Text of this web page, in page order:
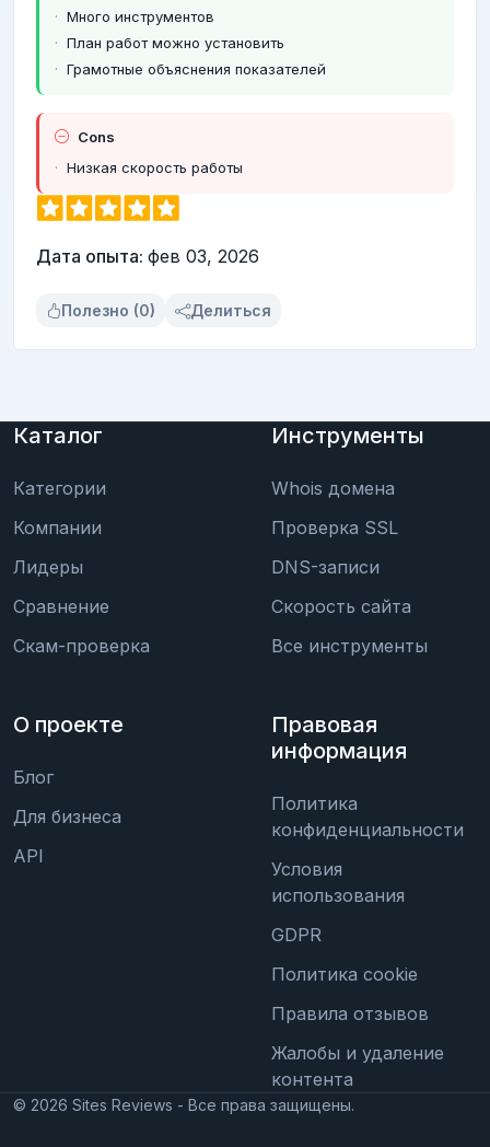
Много инструментов
План работ можно установить
Грамотные объяснения показателей
Cons
Низкая скорость работы
Дата опыта: фев 03, 2026
Полезно (0) Делиться
Каталог
Категории
Компании
Лидеры
Сравнение
Скам-проверка
Инструменты
Whois домена
Проверка SSL
DNS-записи
Скорость сайта
Все инструменты
О проекте
Блог
Для бизнеса
API
Правовая
информация
Политика
конфиденциальности
Условия
использования
GDPR
Политика cookie
Правила отзывов
Жалобы и удаление
контента
© 2026 Sites Reviews - Все права защищены.